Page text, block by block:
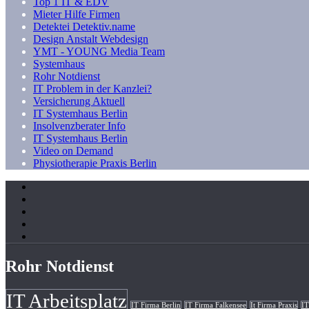
Mieter Hilfe Firmen
Detektei Detektiv.name
Design Anstalt Webdesign
YMT - YOUNG Media Team
Systemhaus
Rohr Notdienst
IT Problem in der Kanzlei?
Versicherung Aktuell
IT Systemhaus Berlin
Insolvenzberater Info
IT Systemhaus Berlin
Video on Demand
Physiotherapie Praxis Berlin
Rohr Notdienst
IT Arbeitsplatz IT Firma Berlin IT Firma Falkensee It Firma Praxis